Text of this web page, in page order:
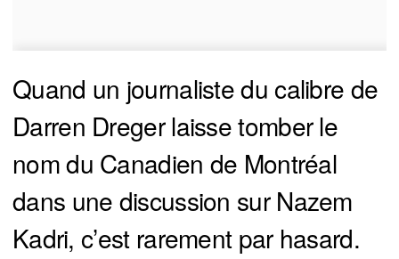
Quand un journaliste du calibre de
Darren Dreger laisse tomber le
nom du Canadien de Montréal
dans une discussion sur Nazem
Kadri, c’est rarement par hasard.